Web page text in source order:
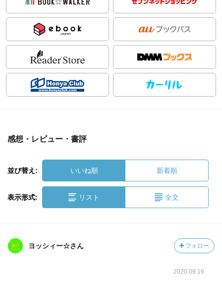
感想・レビュー・書評
並び替え: いいね順 新着順
表示形式: リスト 全文
ヨッシィー☆さん フォロー
2020.09.16